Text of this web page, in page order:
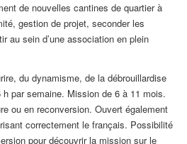
de nouvelles cantines de quartier à
gestion de projet, seconder les
au sein d’une association en plein
du dynamisme, de la débrouillardise
h par semaine. Mission de 6 à 11 mois.
ou en reconversion. Ouvert également
correctement le français. Possibilité
pour découvrir la mission sur le